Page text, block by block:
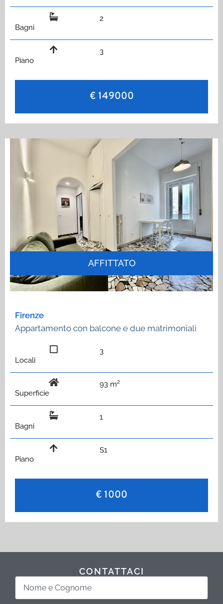
Bagni
2
Piano
3
€ 149000
AFFITTATO
Firenze
Appartamento con balcone e due matrimoniali
Locali
3
Superficie
93 m²
Bagni
1
Piano
S1
€ 1000
CONTATTACI
e